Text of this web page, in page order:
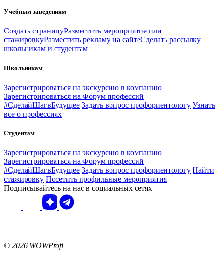
Учебным заведениям
Создать страницуРазместить мероприятие или
стажировкуРазместить рекламу на сайтеСделать рассылку
школьникам и студентам
Школьникам
Зарегистрироваться на экскурсию в компанию
Зарегистрироваться на Форум профессий
#СделайШагвБудущее Задать вопрос профориентологу Узнать
все о профессиях
Студентам
Зарегистрироваться на экскурсию в компанию
Зарегистрироваться на Форум профессий
#СделайШагвБудущее Задать вопрос профориентологу Найти
стажировку Посетить профильные мероприятия
Подписывайтесь на нас в социальных сетях
© 2026 WOWProfi